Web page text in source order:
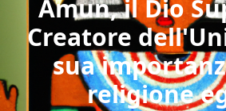
Amun, il Dio
Creatore
sua
religione